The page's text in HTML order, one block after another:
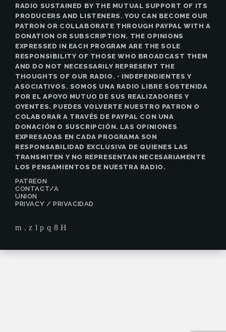
RADIO SUSTAINED BY THE MUTUAL SUPPORT OF ITS
PRODUCERS AND LISTENERS. YOU CAN BECOME OUR
PATRON OR COLLABORATE THROUGH PAYPAL WITH A
DONATION OR SUBSCRIPTION. THE OPINIONS
EXPRESSED IN EACH PROGRAM ARE THE SOLE
RESPONSIBILITY OF THOSE WHO BROADCAST THEM
AND DO NOT NECESSARILY REPRESENT THE
THOUGHTS OF OUR RADIO. • INDEPENDIENTES Y
ASOCIATIVOS. SOMOS UNA RADIO LIBRE SOSTENIDA
POR EL APOYO MUTUO DE SUS REALIZADORES Y
OYENTES. PUEDES VOLVERTE NUESTRO PATRON O
COLABORAR A TRAVÉS DE PAYPAL CON UNA
DONACIÓN O SUSCRIPCIÓN. LAS OPINIONES
EXPRESADAS EN CADA PROGRAMA SON
RESPONSABILIDAD EXCLUSIVA DE QUIENES LAS
TRANSMITEN Y NO REPRESENTAN NECESARIAMENTE
LOS PENSAMIENTOS DE NUESTRA RADIO.
PATREON
CONTACT/A
UNION
PRIVACY / PRIVACIDAD